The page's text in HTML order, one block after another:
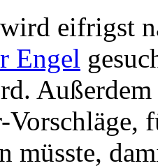
eifrigst
Engel
müsste,